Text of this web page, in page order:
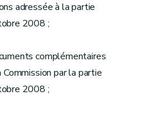
adressée à la partie
2008 ;
complémentaires
par la partie
2008 ;